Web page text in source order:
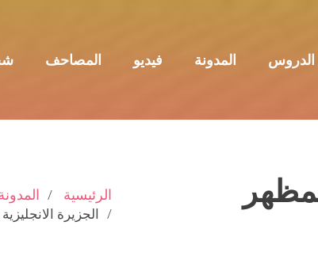
الدروس المدونة فيديو المصاحف
الرئيسية
الجزيرة